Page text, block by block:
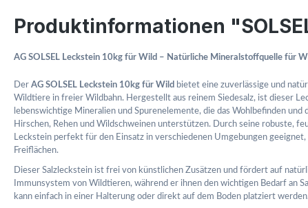
Produktinformationen
AG SOLSEL Leckstein 10kg für Wild – Natürliche Mineralstoffquelle für
Der AG SOLSEL Leckstein 10kg für Wild bietet eine zuverlässige und
Wildtiere in freier Wildbahn. Hergestellt aus reinem Siedesalz, ist dieser
lebenswichtige Mineralien und Spurenelemente, die das Wohlbefinden
Hirschen, Rehen und Wildschweinen unterstützen. Durch seine robuste,
Leckstein perfekt für den Einsatz in verschiedenen Umgebungen geeignet,
Freiflächen.
Dieser Salzleckstein ist frei von künstlichen Zusätzen und fördert auf
Immunsystem von Wildtieren, während er ihnen den wichtigen Bedarf an
kann einfach in einer Halterung oder direkt auf dem Boden platziert